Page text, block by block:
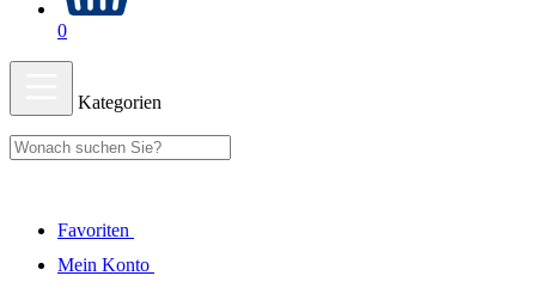
0
Kategorien
Favoriten
Mein Konto